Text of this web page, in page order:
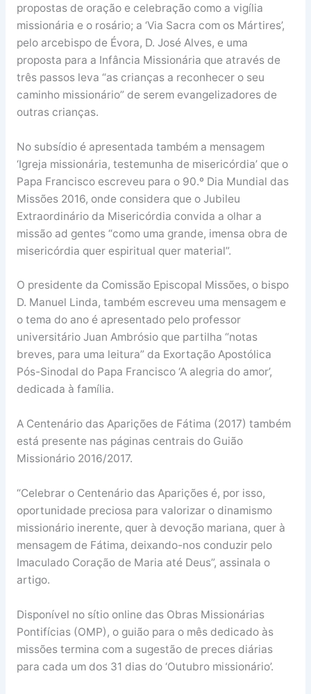
propostas de oração e celebração como a vigília
missionária e o rosário; a ‘Via Sacra com os Mártires’,
pelo arcebispo de Évora, D. José Alves, e uma
proposta para a Infância Missionária que através de
três passos leva “as crianças a reconhecer o seu
caminho missionário” de serem evangelizadores de
outras crianças.
No subsídio é apresentada também a mensagem
‘Igreja missionária, testemunha de misericórdia’ que o
Papa Francisco escreveu para o 90.º Dia Mundial das
Missões 2016, onde considera que o Jubileu
Extraordinário da Misericórdia convida a olhar a
missão ad gentes “como uma grande, imensa obra de
misericórdia quer espiritual quer material”.
O presidente da Comissão Episcopal Missões, o bispo
D. Manuel Linda, também escreveu uma mensagem e
o tema do ano é apresentado pelo professor
universitário Juan Ambrósio que partilha “notas
breves, para uma leitura” da Exortação Apostólica
Pós-Sinodal do Papa Francisco ‘A alegria do amor’,
dedicada à família.
A Centenário das Aparições de Fátima (2017) também
está presente nas páginas centrais do Guião
Missionário 2016/2017.
“Celebrar o Centenário das Aparições é, por isso,
oportunidade preciosa para valorizar o dinamismo
missionário inerente, quer à devoção mariana, quer à
mensagem de Fátima, deixando-nos conduzir pelo
Imaculado Coração de Maria até Deus”, assinala o
artigo.
Disponível no sítio online das Obras Missionárias
Pontifícias (OMP), o guião para o mês dedicado às
missões termina com a sugestão de preces diárias
para cada um dos 31 dias do ‘Outubro missionário’.